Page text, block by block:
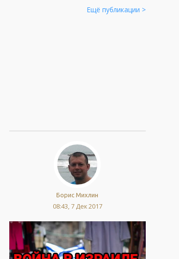
Ещё публикации >
Борис Михлин
08:43, 7 Дек 2017